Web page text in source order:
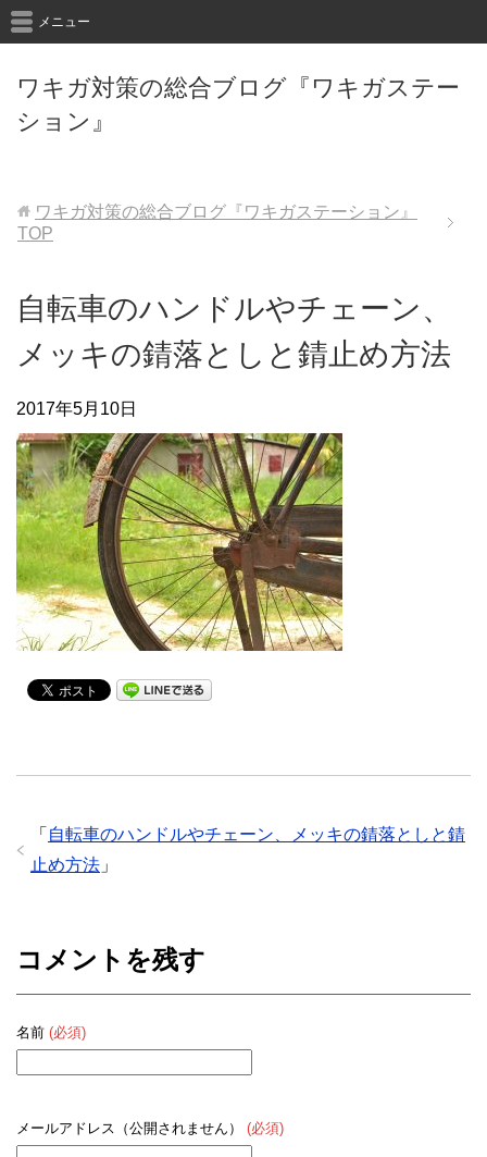
ワキガ対策の総合ブログ『ワキガステー
ション』
メニュー
ワキガ対策の総合ブログ『ワキガステーション』
TOP
自転車のハンドルやチェーン、
メッキの錆落としと錆止め方法
2017年5月10日
「 自転車のハンドルやチェーン、メッキの錆落としと錆
止め方法 」
コメントを残す
名前 (必須)
メールアドレス（公開されません） (必須)